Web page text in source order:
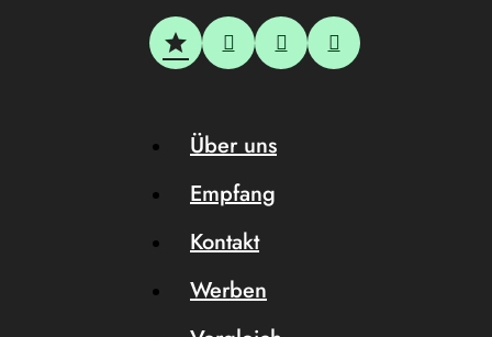
Über uns
Empfang
Kontakt
Werben